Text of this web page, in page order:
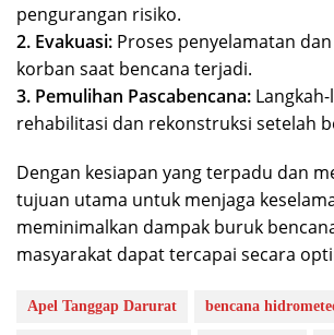
pengurangan risiko.
2. Evakuasi: Proses penyelamatan
korban saat bencana terjadi.
3. Pemulihan Pascabencana:
rehabilitasi dan rekonstruksi setelah
Dengan kesiapan yang terpadu dan
tujuan utama untuk menjaga
meminimalkan dampak buruk
masyarakat dapat tercapai secara
Apel Tanggap Darurat bencana